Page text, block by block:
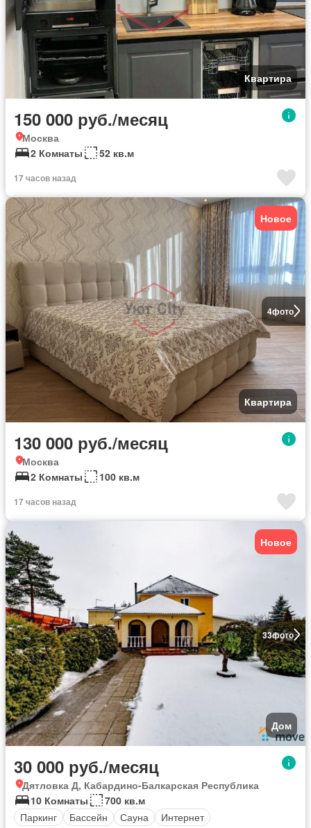
Квартира
150 000 руб./месяц
Москва
2 Комнаты
52 кв.м
17 часов назад
4фото
Новое
Квартира
130 000 руб./месяц
Москва
2 Комнаты
100 кв.м
17 часов назад
33фото
Новое
Дом
30 000 руб./месяц
Дятловка Д, Кабардино-Балкарская Республика
10 Комнаты
700 кв.м
Паркинг
Бассейн Сауна Интернет